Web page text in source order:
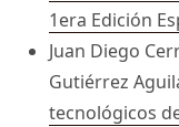
1era Edición
Juan Diego
Gutiérrez
tecnológicos